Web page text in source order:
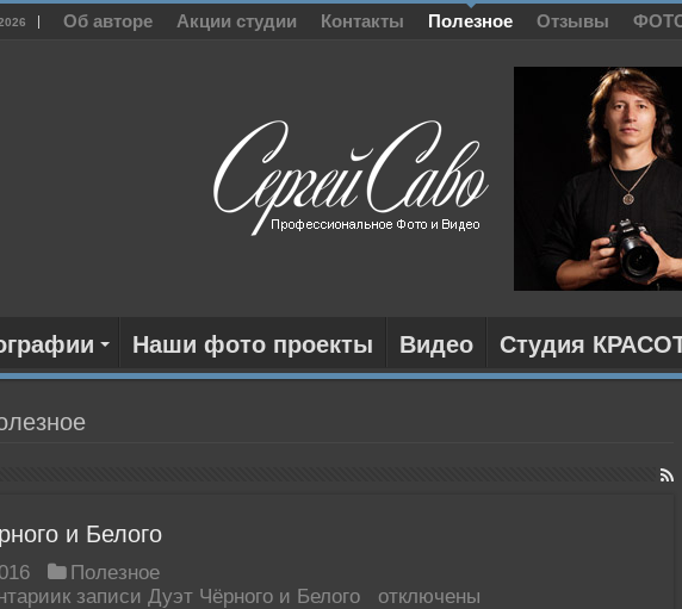
Об авторе Акции студии Контакты Полезное Отзывы
Наши фото проекты Видео Студия
и Белого
Полезное
к записи Дуэт Чёрного и Белого отключены